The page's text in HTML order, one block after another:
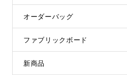
オーダーバッグ
ファブリックボード
新商品